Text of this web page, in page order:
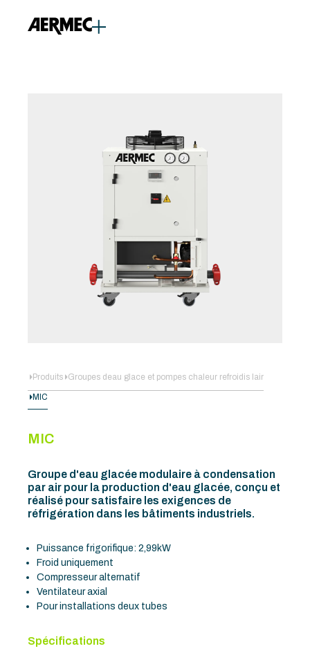
Produits Groupes deau glace et pompes chaleur refroidis lair
MIC
MIC
Groupe d'eau glacée modulaire à condensation
par air pour la production d'eau glacée, conçu et
réalisé pour satisfaire les exigences de
réfrigération dans les bâtiments industriels.
Puissance frigorifique: 2,99kW
Froid uniquement
Compresseur alternatif
Ventilateur axial
Pour installations deux tubes
Spécifications